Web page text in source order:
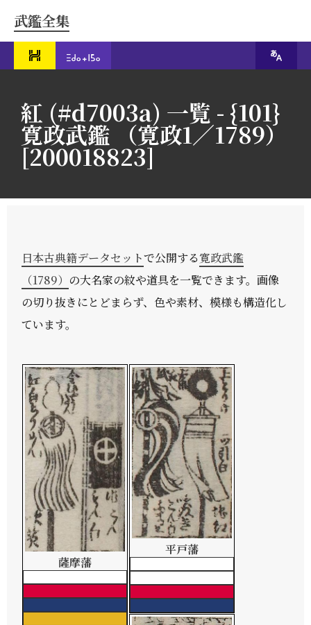
武鑑全集
紅 (#d7003a) 一覧 - {101}
寛政武鑑 （寛政1／1789）
[200018823]
日本古典籍データセットで公開する寛政武鑑
（1789） の大名家の紋や道具を一覧できます。画像
の切り抜きにとどまらず、色や素材、模様も構造化し
ています。
薩摩藩
平戸藩